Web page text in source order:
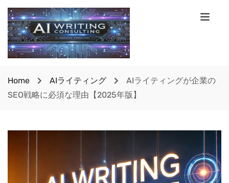
Home AIライティング
AIライティングが企業の
SEO戦略に必須な理由【2025年版】